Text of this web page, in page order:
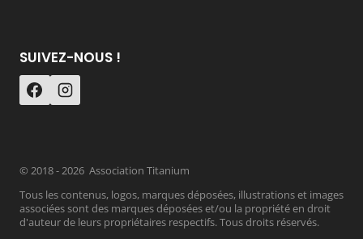
SUIVEZ-NOUS !
© 2018 - 2026 Association Titanium
Tous les contenus, logos, marques déposées, illustrations et images
associées sont des marques déposées et/ou la propriété en droit
d'auteur de leurs propriétaires respectifs. Tous droits réservés.